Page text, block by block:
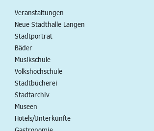
Veranstaltungen
Neue Stadthalle Langen
Stadtporträt
Bäder
Musikschule
Volkshochschule
Stadtbücherei
Stadtarchiv
Museen
Hotels/Unterkünfte